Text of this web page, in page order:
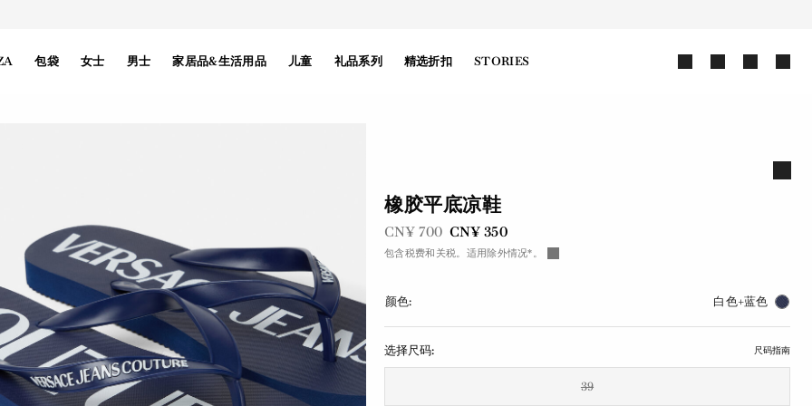
包袋 女士 男士 家居品&生活用品 儿童 礼品系列 精选折扣 STORIES
橡胶平底凉鞋
之前是
CN¥ 700现在是
CN¥ 350
包含税费和关税。适用除外情况*。
颜色: 白色+蓝色
选择尺码: 尺码指南
39